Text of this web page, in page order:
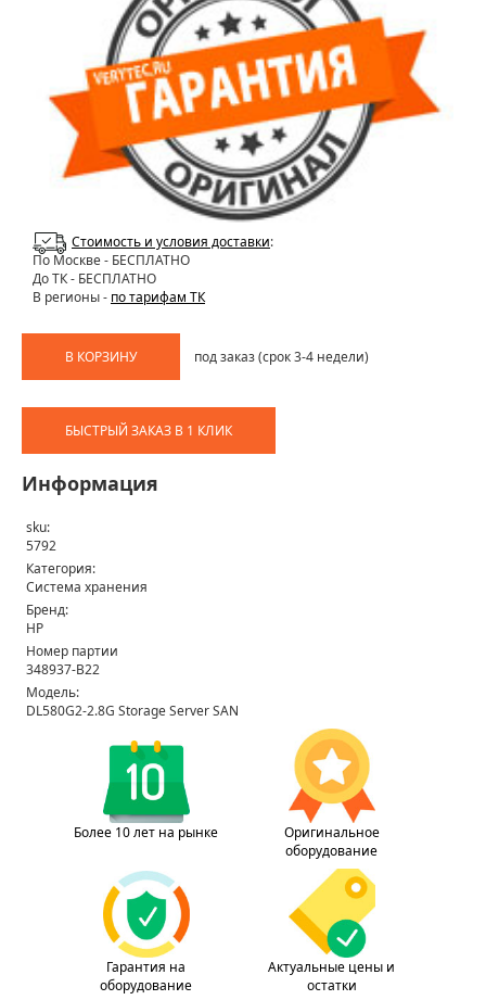
Стоимость и условия доставки:
По Москве- БЕСПЛАТНО
До ТК - БЕСПЛАТНО
В регионы - по тарифам ТК
В КОРЗИНУ под заказ (срок 3-4 недели)
БЫСТРЫЙ ЗАКАЗ В 1 КЛИК
Информация
sku:
5792
Категория:
Система хранения
Бренд:
HP
Номер партии
348937-B22
Модель:
DL580G2-2.8G Storage Server SAN
Более 10 лет на рынке
Оригинальное
оборудование
Гарантия на
оборудование
Актуальные цены и
остатки